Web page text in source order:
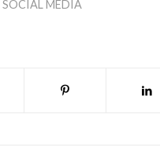
SOCIAL MEDIA